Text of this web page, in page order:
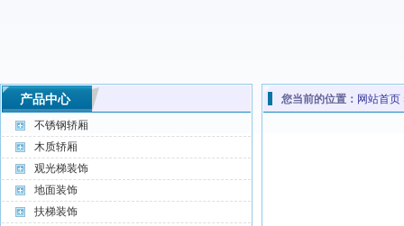
产品中心
不锈钢轿厢
木质轿厢
观光梯装饰
地面装饰
扶梯装饰
您当前的位置： 网站首页